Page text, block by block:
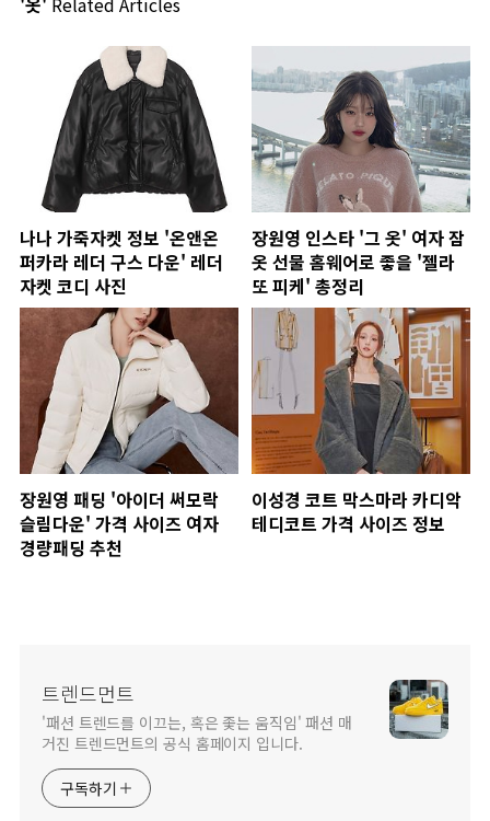
나나 가죽자켓 정보 '온앤온
퍼카라 레더 구스 다운' 레더
자켓 코디 사진
장원영 인스타 '그 옷' 여자 잠
옷 선물 홈웨어로 좋을 '젤라
또 피케' 총정리
장원영 패딩 '아이더 써모락
슬림다운' 가격 사이즈 여자
경량패딩 추천
이성경 코트 막스마라 카디악
테디코트 가격 사이즈 정보
트렌드먼트
'패션 트렌드를 이끄는, 혹은 좇는 움직임' 패션 매
거진 트렌드먼트의 공식 홈페이지 입니다.
구독하기